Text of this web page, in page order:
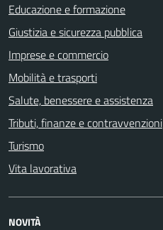
Educazione e formazione
Giustizia e sicurezza pubblica
Imprese e commercio
Mobilità e trasporti
Salute, benessere e assistenza
Tributi, finanze e contravvenzioni
Turismo
Vita lavorativa
NOVITÀ